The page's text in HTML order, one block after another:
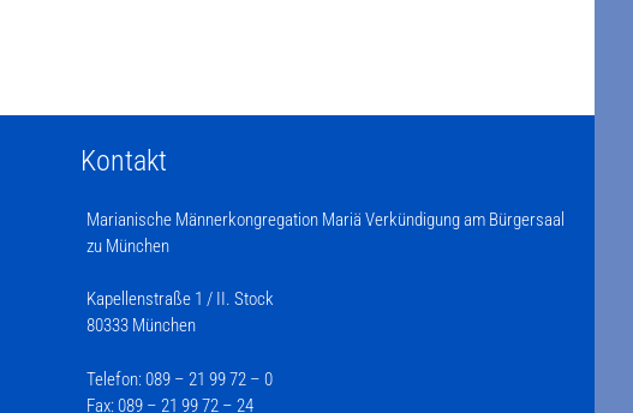
Kontakt
Marianische Männerkongregation Mariä Verkündigung am Bürgersaal
zu München
Kapellenstraße 1 / II. Stock
80333 München
Telefon: 089 – 21 99 72 – 0
Fax: 089 – 21 99 72 – 24